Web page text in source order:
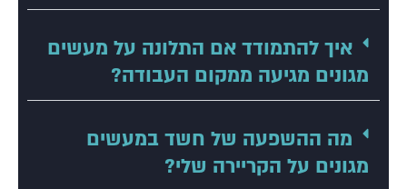
איך להתמודד אם התלונה על מעשים
מגונים מגיעה ממקום העבודה?
מה ההשפעה של חשד במעשים
מגונים על הקריירה שלי?